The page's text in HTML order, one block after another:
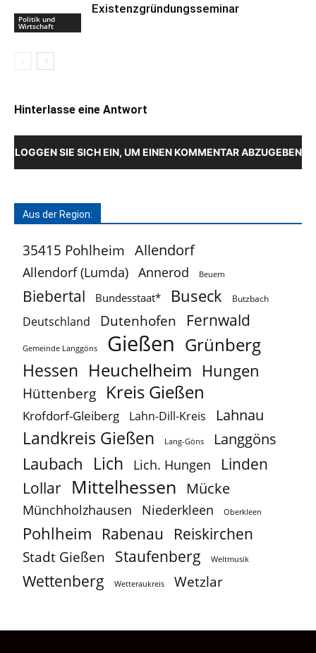
Politik und
Wirtschaft
Existenzgründungsseminar
Hinterlasse eine Antwort
LOGGEN SIE SICH EIN, UM EINEN KOMMENTAR ABZUGEBEN
Aus der Region:
35415 Pohlheim Allendorf
Allendorf (Lumda) Annerod Beuern
Biebertal Bundesstaat* Buseck Butzbach
Deutschland Dutenhofen Fernwald
Gemeinde Langgöns Gießen Grünberg
Hessen Heuchelheim Hungen
Hüttenberg Kreis Gießen
Krofdorf-Gleiberg Lahn-Dill-Kreis Lahnau
Landkreis Gießen Lang-Göns Langgöns
Laubach Lich Lich. Hungen Linden
Lollar Mittelhessen Mücke
Münchholzhausen Niederkleen Oberkleen
Pohlheim Rabenau Reiskirchen
Stadt Gießen Staufenberg Weltmusik
Wettenberg Wetteraukreis Wetzlar